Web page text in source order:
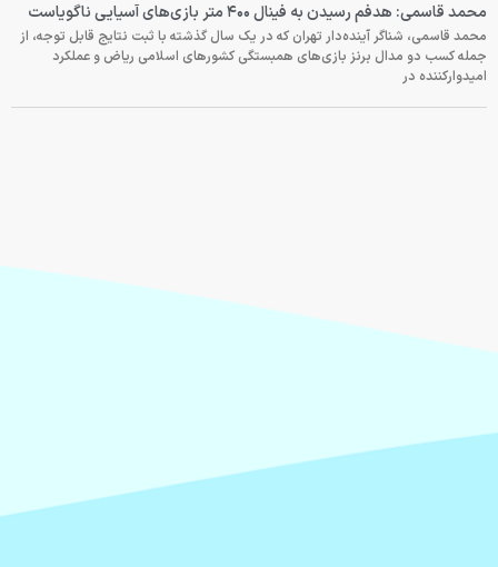
محمد قاسمی: هدفم رسیدن به فینال ۴۰۰ متر بازی‌های آسیایی ناگویاست
محمد قاسمی، شناگر آینده‌دار تهران که در یک سال گذشته با ثبت نتایج قابل توجه، از
جمله کسب دو مدال برنز بازی‌های همبستگی کشورهای اسلامی ریاض و عملکرد
امیدوارکننده در